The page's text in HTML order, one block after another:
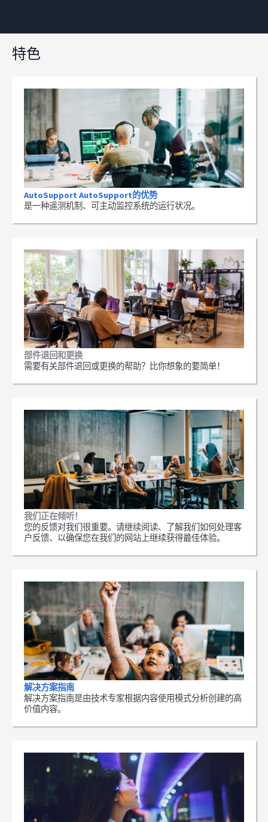
特色
AutoSupport AutoSupport的优势
是一种遥测机制、可主动监控系统的运行状况。
部件退回和更换
需要有关部件退回或更换的帮助？比你想象的要简单！
我们正在倾听！
您的反馈对我们很重要。请继续阅读、了解我们如何处理客
户反馈、以确保您在我们的网站上继续获得最佳体验。
解决方案指南
解决方案指南是由技术专家根据内容使用模式分析创建的高
价值内容。